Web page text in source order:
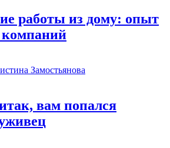
работы из дому: опыт
Замостьянова
вам попался